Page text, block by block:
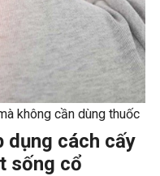
không cần dùng thuốc
dụng cách cấy
sống cổ